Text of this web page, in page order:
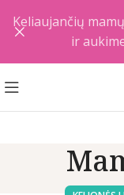
Keliaujančių
ir